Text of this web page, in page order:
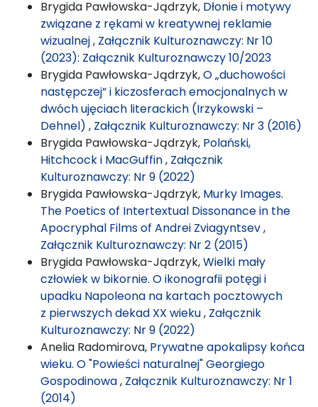
Brygida Pawłowska-Jądrzyk, Dłonie i motywy
związane z rękami w kreatywnej reklamie
wizualnej, Załącznik Kulturoznawczy: Nr 10
(2023): Załącznik Kulturoznawczy 10/2023
Brygida Pawłowska-Jądrzyk,O „duchowości
następczej” i kiczosferach emocjonalnych w
dwóch ujęciach literackich (Irzykowski –
Dehnel) , Załącznik Kulturoznawczy: Nr 3 (2016)
Brygida Pawłowska-Jądrzyk, Polański,
Hitchcock i MacGuffin, Załącznik
Kulturoznawczy: Nr 9 (2022)
Brygida Pawłowska-Jądrzyk, Murky Images.
The Poetics of Intertextual Dissonance in the
Apocryphal Films of Andrei Zviagyntsev,
Załącznik Kulturoznawczy: Nr 2 (2015)
Brygida Pawłowska-Jądrzyk,Wielki mały
człowiek w bikornie. O ikonografii potęgi i
upadku Napoleona na kartach pocztowych
z pierwszych dekad XX wieku, Załącznik
Kulturoznawczy: Nr 9 (2022)
Anelia Radomirova, Prywatne apokalipsy końca
wieku. O "Powieści naturalnej" Georgiego
Gospodinowa, Załącznik Kulturoznawczy: Nr 1
(2014)